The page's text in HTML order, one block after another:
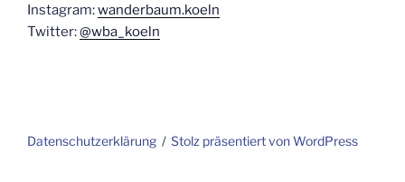
Instagram:wanderbaum.koeln
Twitter:@wba_koeln
Daten­schutz­er­klä­rung Stolz präsentiert von WordPress